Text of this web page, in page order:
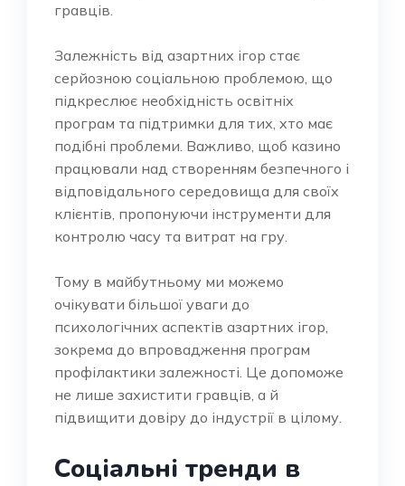
гравців.
Залежність від азартних ігор стає
серйозною соціальною проблемою, що
підкреслює необхідність освітніх
програм та підтримки для тих, хто має
подібні проблеми. Важливо, щоб казино
працювали над створенням безпечного і
відповідального середовища для своїх
клієнтів, пропонуючи інструменти для
контролю часу та витрат на гру.
Тому в майбутньому ми можемо
очікувати більшої уваги до
психологічних аспектів азартних ігор,
зокрема до впровадження програм
профілактики залежності. Це допоможе
не лише захистити гравців, а й
підвищити довіру до індустрії в цілому.
Соціальні тренди в